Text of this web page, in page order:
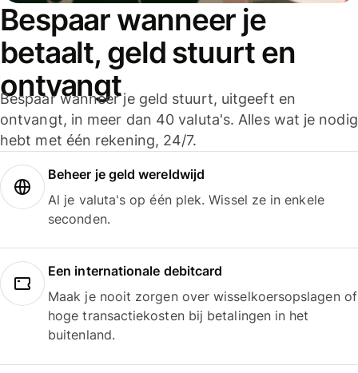
Bespaar wanneer je
betaalt, geld stuurt en
ontvangt
Bespaar wanneer je geld stuurt, uitgeeft en
ontvangt, in meer dan 40 valuta's. Alles wat je nodig
hebt met één rekening, 24/7.
Beheer je geld wereldwijd
Al je valuta's op één plek. Wissel ze in enkele
seconden.
Een internationale debitcard
Maak je nooit zorgen over wisselkoersopslagen of
hoge transactiekosten bij betalingen in het
buitenland.